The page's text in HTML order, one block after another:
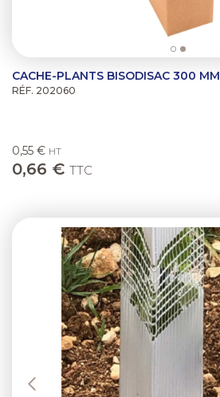
CACHE-PLANTS BISODISAC 300 MM
RÉF. 202060
0,55 € HT
0,66 € TTC
Previous